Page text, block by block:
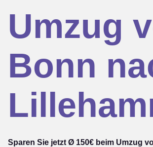
Umzug
Bonn
Sparen Sie jetzt Ø 150€ beim Umzug